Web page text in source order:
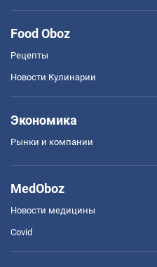
Food Oboz
Рецепты
Новости Кулинарии
Экономика
Рынки и компании
MedOboz
Новости медицины
Covid